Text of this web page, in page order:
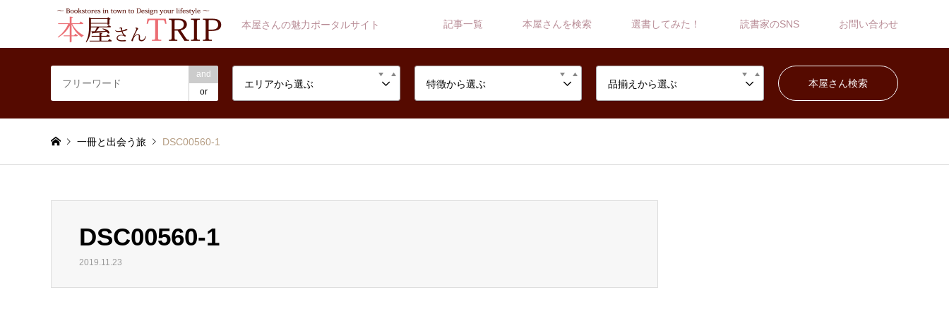
本屋さんの魅力ポータルサイト 記事一覧 本屋さんを検索 選書してみた！ 読書家のSNS お問い合わせ
and
or
エリアから選ぶ 特徴から選ぶ 品揃えから選ぶ
一冊と出会う旅 DSC00560-1
DSC00560-1
2019.11.23